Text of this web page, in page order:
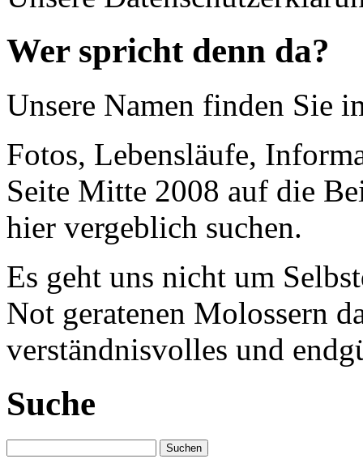
Wer spricht denn da?
Unsere Namen finden Sie
Fotos, Lebensläufe,
Seite Mitte 2008 auf die
hier vergeblich suchen.
Es geht uns nicht um
Not geratenen Molossern
verständnisvolles und
Suche